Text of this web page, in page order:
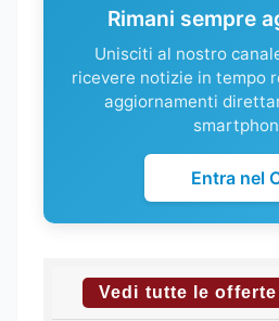
Rimani sempre
Unisciti al nostro
ricevere notizie in tempo
aggiornamenti
Entra nel